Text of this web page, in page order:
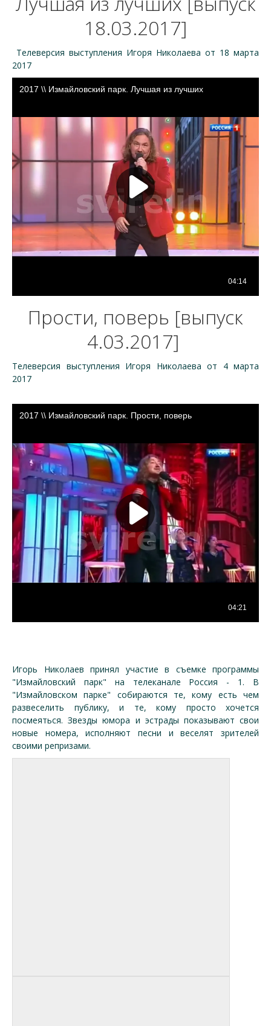
18.03.2017]
Телеверсия выступления Игоря Николаева от 18 марта
2017
Прости, поверь [выпуск
4.03.2017]
Телеверсия выступления Игоря Николаева от 4 марта
2017
Игорь Николаев принял участие в съемке программы
"Измайловский парк" на телеканале Россия - 1. В
"Измайловском парке" собираются те, кому есть чем
развеселить публику, и те, кому просто хочется
посмеяться. Звезды юмора и эстрады показывают свои
новые номера, исполняют песни и веселят зрителей
своими репризами.